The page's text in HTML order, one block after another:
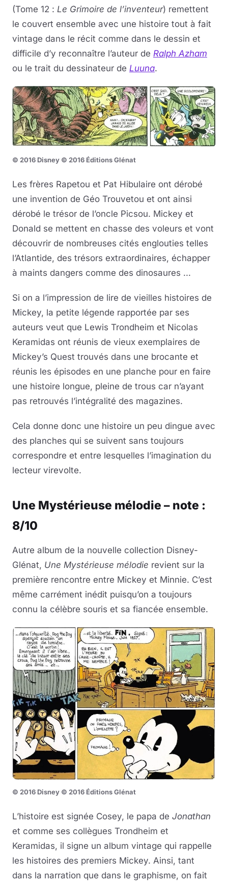
(Tome 12 : Le Grimoire de l’inventeur) remettent
le couvert ensemble avec une histoire tout à fait
vintage dans le récit comme dans le dessin et
difficile d’y reconnaître l’auteur de Ralph Azham
ou le trait du dessinateur de Luuna.
© 2016 Disney © 2016 Éditions Glénat
Les frères Rapetou et Pat Hibulaire ont dérobé
une invention de Géo Trouvetou et ont ainsi
dérobé le trésor de l’oncle Picsou. Mickey et
Donald se mettent en chasse des voleurs et vont
découvrir de nombreuses cités englouties telles
l’Atlantide, des trésors extraordinaires, échapper
à maints dangers comme des dinosaures ...
Si on a l’impression de lire de vieilles histoires de
Mickey, la petite légende rapportée par ses
auteurs veut que Lewis Trondheim et Nicolas
Keramidas ont réunis de vieux exemplaires de
Mickey’s Quest trouvés dans une brocante et
réunis les épisodes en une planche pour en faire
une histoire longue, pleine de trous car n’ayant
pas retrouvés l’intégralité des magazines.
Cela donne donc une histoire un peu dingue avec
des planches qui se suivent sans toujours
correspondre et entre lesquelles l’imagination du
lecteur virevolte.
Une Mystérieuse mélodie – note :
8/10
Autre album de la nouvelle collection Disney-
Glénat, Une Mystérieuse mélodie revient sur la
première rencontre entre Mickey et Minnie. C’est
même carrément inédit puisqu’on a toujours
connu la célèbre souris et sa fiancée ensemble.
© 2016 Disney © 2016 Éditions Glénat
L’histoire est signée Cosey, le papa de Jonathan
et comme ses collègues Trondheim et
Keramidas, il signe un album vintage qui rappelle
les histoires des premiers Mickey. Ainsi, tant
dans la narration que dans le graphisme, on fait